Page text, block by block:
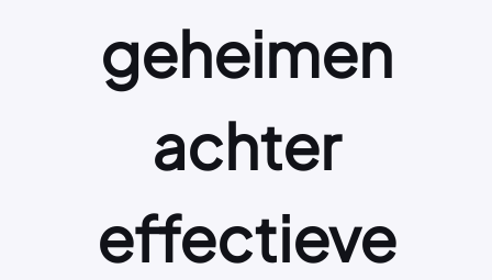
geheimen
achter
effectieve